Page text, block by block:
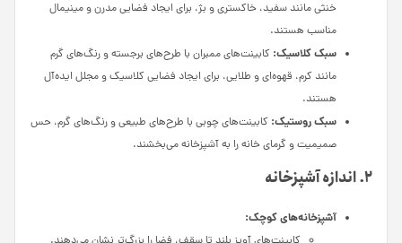
خنثی مانند سفید، خاکستری و بژ، برای ایجاد فضایی مدرن و مینیمال
مناسب هستند.
سبک کلاسیک: کابینت‌های ممبران با طرح‌های برجسته و رنگ‌های گرم
مانند کرم، قهوه‌ای و طلایی، برای ایجاد فضایی کلاسیک و مجلل ایده‌آل
هستند.
سبک روستیک: کابینت‌های چوبی با طرح‌های طبیعی و رنگ‌های گرم، حس
صمیمیت و گرمای خانه را به آشپزخانه می‌بخشند.
2. اندازه آشپزخانه
آشپزخانه‌های کوچک: